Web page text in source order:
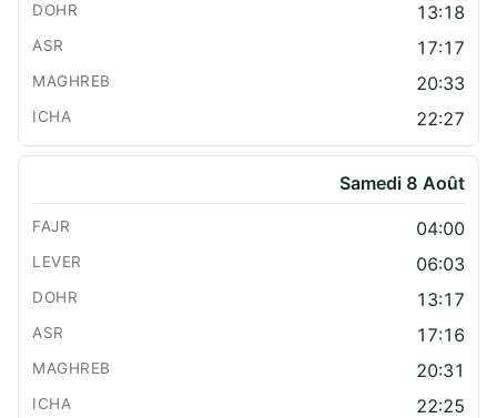
13:18
17:17
20:33
22:27
Samedi 8 Août
04:00
06:03
13:17
17:16
20:31
22:25